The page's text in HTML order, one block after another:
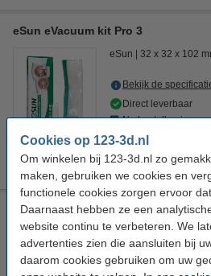
Cookies op 123-3d.nl
Om winkelen bij 123-3d.nl zo
maken, gebruiken we cookies en
functionele cookies zorgen ervoor
Daarnaast hebben ze een
website continu te verbeteren. We
advertenties zien die aansluiten bij
daarom cookies gebruiken om uw
eSun eVacuum kit Pro 3
eSun 32 x 32 x 102
Bekijk de
Direct leverbaar
Nu bestellen is
€ 24,50
Modifi3d reparatie-/modificatietool
Modifi3D 5 V + 450
Bekijk de